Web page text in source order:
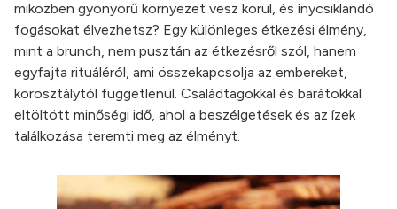
miközben gyönyörű környezet vesz körül, és ínycsiklandó
fogásokat élvezhetsz? Egy különleges étkezési élmény,
mint a brunch, nem pusztán az étkezésről szól, hanem
egyfajta rituáléról, ami összekapcsolja az embereket,
korosztálytól függetlenül. Családtagokkal és barátokkal
eltöltött minőségi idő, ahol a beszélgetések és az ízek
találkozása teremti meg az élményt.